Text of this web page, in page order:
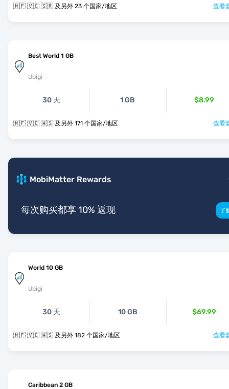
🇲🇫 🇻🇨 🇸🇷 及另外 23 个国家/地区 查看
Best World 1 GB
Ubigi
30 天 1 GB $8.99
🇲🇫 🇻🇨 🇼🇸 及另外 171 个国家/地区 查看
MobiMatter Rewards
每次购买都享 10% 返现 了
World 10 GB
Ubigi
30 天 10 GB $69.99
🇲🇫 🇻🇨 🇼🇸 及另外 182 个国家/地区 查看
Caribbean 2 GB